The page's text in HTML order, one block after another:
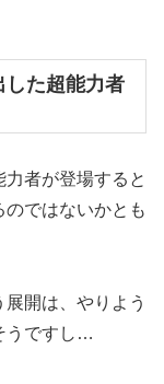
した超能力者
者が登場すると
ではないかとも
開は、やりよう
うですし…